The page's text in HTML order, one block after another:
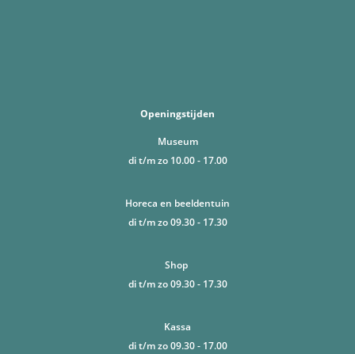
Openingstijden
Museum
di t/m zo 10.00 - 17.00
Horeca en beeldentuin
di t/m zo 09.30 - 17.30
Shop
di t/m zo 09.30 - 17.30
Kassa
di t/m zo 09.30 - 17.00